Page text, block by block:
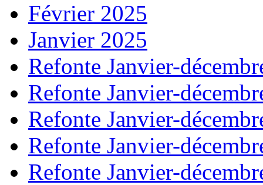
Février 2025
Janvier 2025
Refonte Janvier-
Refonte Janvier-
Refonte Janvier-
Refonte Janvier-
Refonte Janvier-